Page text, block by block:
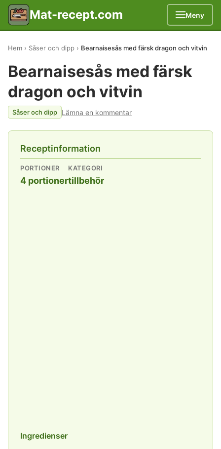
Mat-recept.com Meny
Hem Såser och dipp Bearnaisesås med färsk dragon och vitvin
Bearnaisesås med färsk
dragon och vitvin
Såser och dipp Lämna en kommentar
Receptinformation
PORTIONER
4 portioner
KATEGORI
tillbehör
Ingredienser